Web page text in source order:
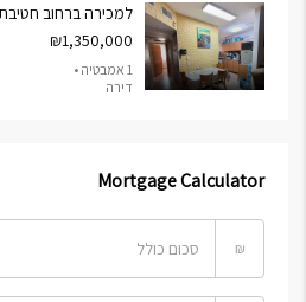
למכירה ברחוב חטיבת גולני
₪1,350,000
1 אמבטיה •
דירה
Mortgage Calculator
₪